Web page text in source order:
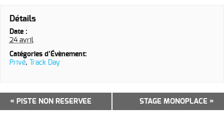
Détails
Date :
24 avril
Catégories d’Évènement:
Privé, Track Day
Navigation
Évènement
« PISTE NON RESERVEE STAGE MONOPLACE »